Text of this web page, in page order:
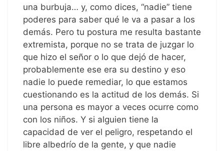
una burbuja… y, como dices, “nadie” tiene
poderes para saber qué le va a pasar a los
demás. Pero tu postura me resulta bastante
extremista, porque no se trata de juzgar lo
que hizo el señor o lo que dejó de hacer,
probablemente ese era su destino y eso
nadie lo puede remediar, lo que estamos
cuestionando es la actitud de los demás. Si
una persona es mayor a veces ocurre como
con los niños. Y si alguien tiene la
capacidad de ver el peligro, respetando el
libre albedrío de la gente, y que nadie